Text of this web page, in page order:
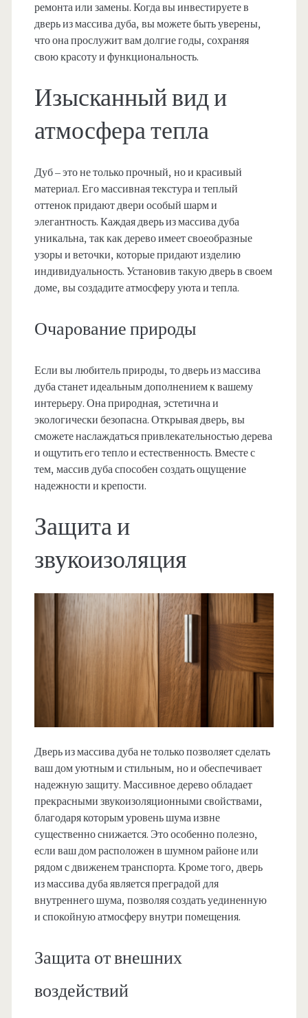
ремонта или замены. Когда вы инвестируете в
дверь из массива дуба, вы можете быть уверены,
что она прослужит вам долгие годы, сохраняя
свою красоту и функциональность.
Изысканный вид и
атмосфера тепла
Дуб – это не только прочный, но и красивый
материал. Его массивная текстура и теплый
оттенок придают двери особый шарм и
элегантность. Каждая дверь из массива дуба
уникальна, так как дерево имеет своеобразные
узоры и веточки, которые придают изделию
индивидуальность. Установив такую дверь в своем
доме, вы создадите атмосферу уюта и тепла.
Очарование природы
Если вы любитель природы, то дверь из массива
дуба станет идеальным дополнением к вашему
интерьеру. Она природная, эстетична и
экологически безопасна. Открывая дверь, вы
сможете наслаждаться привлекательностью дерева
и ощутить его тепло и естественность. Вместе с
тем, массив дуба способен создать ощущение
надежности и крепости.
Защита и
звукоизоляция
Дверь из массива дуба не только позволяет сделать
ваш дом уютным и стильным, но и обеспечивает
надежную защиту. Массивное дерево обладает
прекрасными звукоизоляционными свойствами,
благодаря которым уровень шума извне
существенно снижается. Это особенно полезно,
если ваш дом расположен в шумном районе или
рядом с движенем транспорта. Кроме того, дверь
из массива дуба является преградой для
внутреннего шума, позволяя создать уединенную
и спокойную атмосферу внутри помещения.
Защита от внешних
воздействий